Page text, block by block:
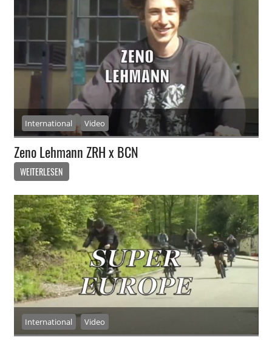
International Video
Zeno Lehmann ZRH x BCN
WEITERLESEN
International Video